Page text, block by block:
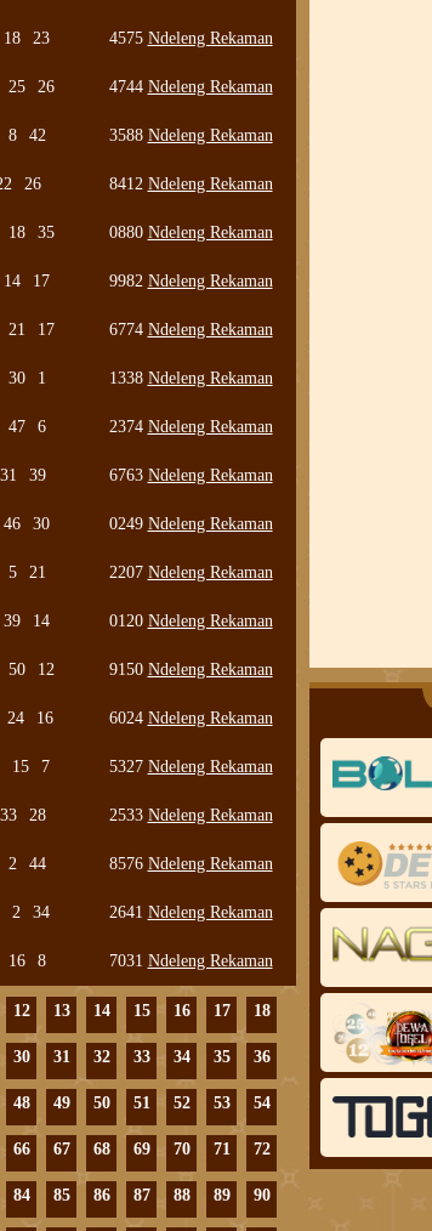
18 23 4575 Ndeleng Rekaman
25 26 4744 Ndeleng Rekaman
8 42 3588 Ndeleng Rekaman
26 8412 Ndeleng Rekaman
18 35 0880 Ndeleng Rekaman
14 17 9982 Ndeleng Rekaman
21 17 6774 Ndeleng Rekaman
30 1 1338 Ndeleng Rekaman
47 6 2374 Ndeleng Rekaman
31 39 6763 Ndeleng Rekaman
46 30 0249 Ndeleng Rekaman
5 21 2207 Ndeleng Rekaman
39 14 0120 Ndeleng Rekaman
50 12 9150 Ndeleng Rekaman
24 16 6024 Ndeleng Rekaman
15 7 5327 Ndeleng Rekaman
33 28 2533 Ndeleng Rekaman
2 44 8576 Ndeleng Rekaman
2 34 2641 Ndeleng Rekaman
16 8 7031 Ndeleng Rekaman
12 13 14 15 16 17 18
30 31 32 33 34 35 36
48 49 50 51 52 53 54
66 67 68 69 70 71 72
84 85 86 87 88 89 90